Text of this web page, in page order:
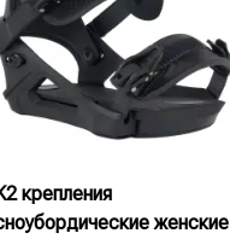
крепления
женские